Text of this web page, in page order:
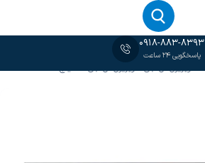
0918-883-8393
پاسخگویی 24 ساعت
/تلویزیون ال جی/تلویزیون ال جی 50 اینچ